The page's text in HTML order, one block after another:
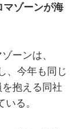
マゾーンが海
ーンは、
、今年も同じ
抱える同社
る。